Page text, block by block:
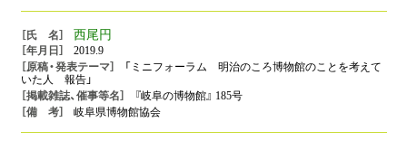
西尾円
2019.9
「ミニフォーラム 明治のころ博物館のことを考えて
いた人 報告」
『岐阜の博物館』 185号
岐阜県博物館協会